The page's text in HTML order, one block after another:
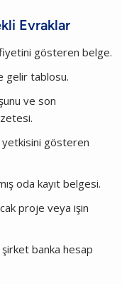
Evraklar
gösteren belge.
gelir tablosu.
ve son
yetkisini gösteren
oda kayıt belgesi.
proje veya işin
banka hesap